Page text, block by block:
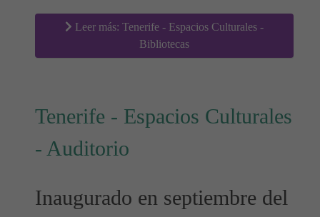
Leer más: Tenerife - Espacios Culturales -
Bibliotecas
Tenerife - Espacios Culturales
- Auditorio
Inaugurado en septiembre del